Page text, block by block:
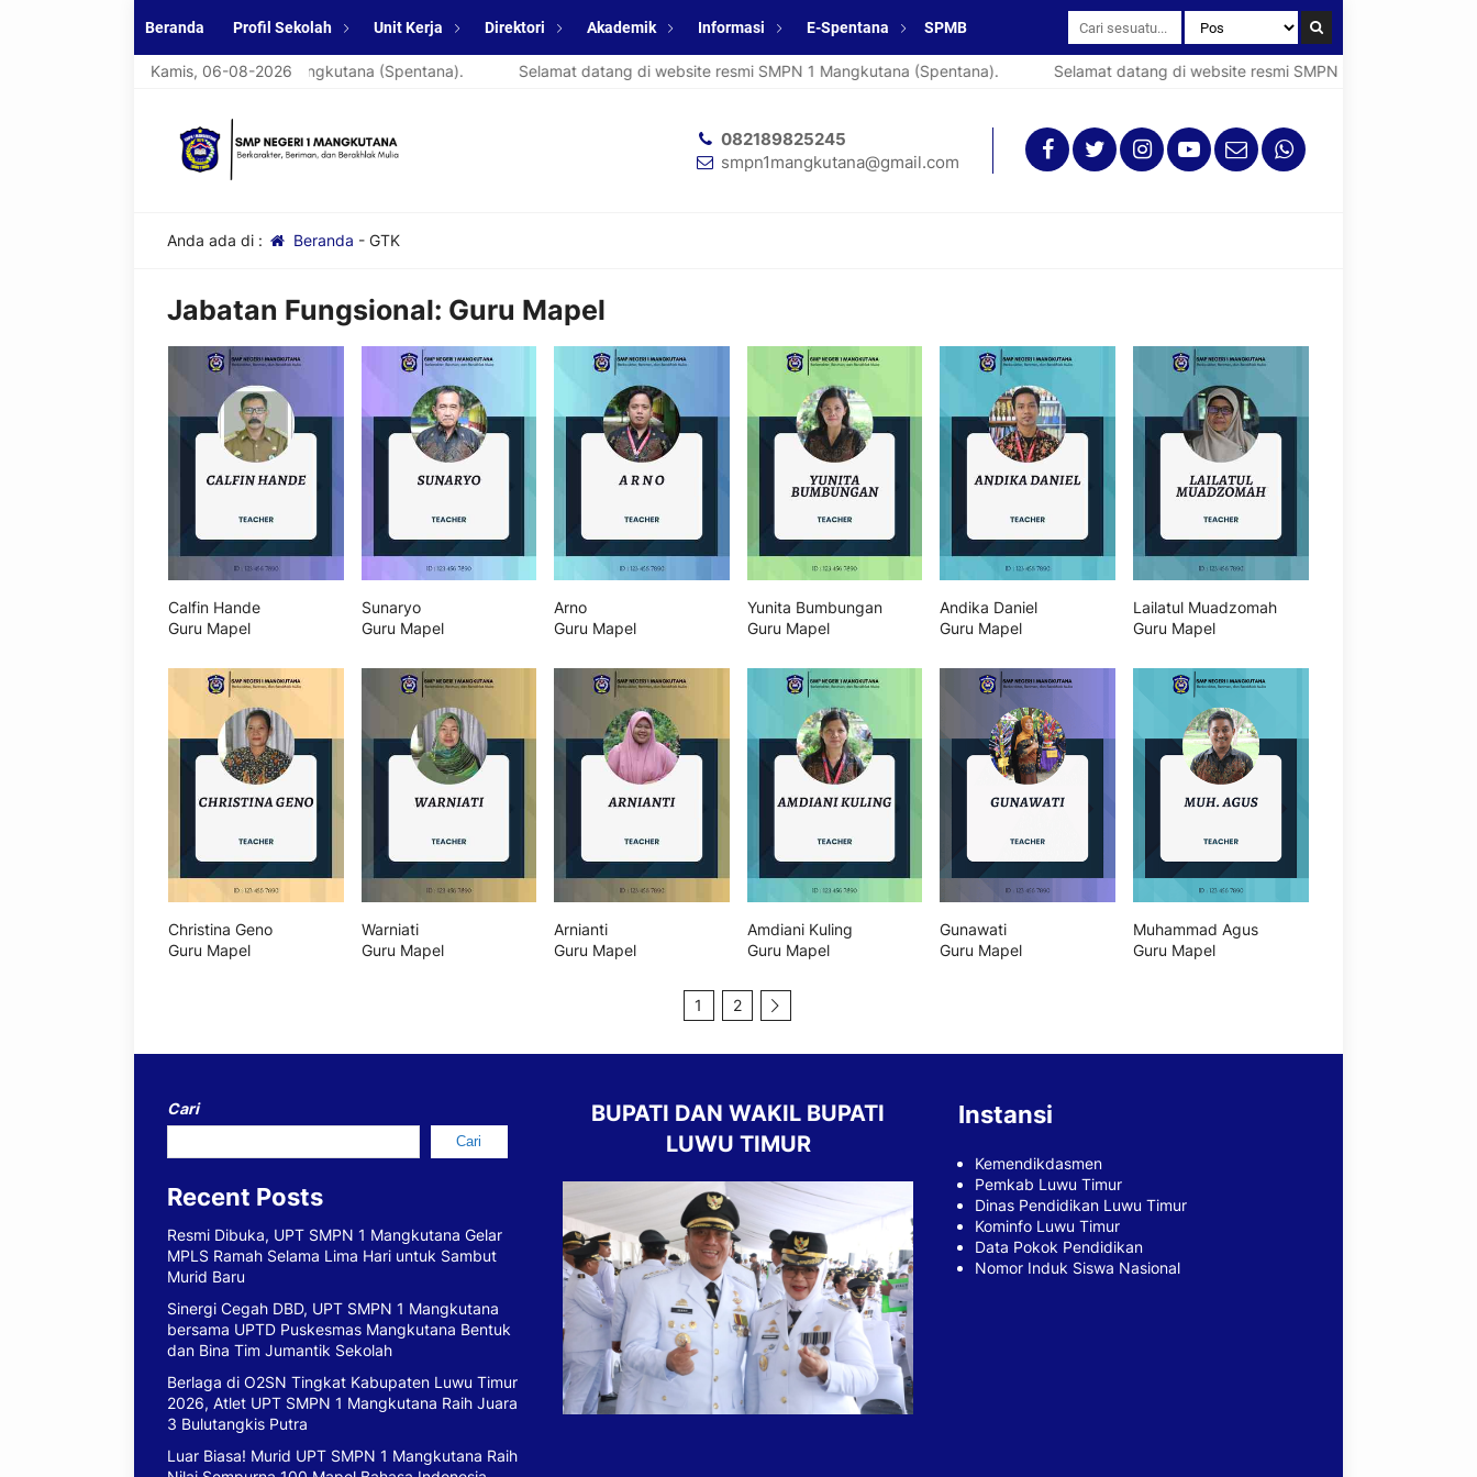
Beranda Profil Sekolah Unit Kerja Direktori Akademik Informasi E-Spentana SPMB
Kamis, 06-08-2026
datang di website resmi SMPN 1 Mangkutana (Spentana). Selamat datang di website resmi SMPN 1 Mangkutana (Spentana). Selamat datang di website resmi SMPN 1 Mangkutana
082189825245
smpn1mangkutana@gmail.com
Anda ada di : Beranda - GTK
Jabatan Fungsional: Guru Mapel
Calfin Hande
Guru Mapel
Sunaryo
Guru Mapel
Arno
Guru Mapel
Yunita Bumbungan
Guru Mapel
Andika Daniel
Guru Mapel
Lailatul Muadzomah
Guru Mapel
Christina Geno
Guru Mapel
Warniati
Guru Mapel
Arnianti
Guru Mapel
Amdiani Kuling
Guru Mapel
Gunawati
Guru Mapel
Muhammad Agus
Guru Mapel
1 2
Cari
Cari
Recent Posts
Resmi Dibuka, UPT SMPN 1 Mangkutana Gelar
MPLS Ramah Selama Lima Hari untuk Sambut
Murid Baru
Sinergi Cegah DBD, UPT SMPN 1 Mangkutana
bersama UPTD Puskesmas Mangkutana Bentuk
dan Bina Tim Jumantik Sekolah
Berlaga di O2SN Tingkat Kabupaten Luwu Timur
2026, Atlet UPT SMPN 1 Mangkutana Raih Juara
3 Bulutangkis Putra
Luar Biasa! Murid UPT SMPN 1 Mangkutana Raih
BUPATI DAN WAKIL BUPATI
LUWU TIMUR
Instansi
Kemendikdasmen
Pemkab Luwu Timur
Dinas Pendidikan Luwu Timur
Kominfo Luwu Timur
Data Pokok Pendidikan
Nomor Induk Siswa Nasional